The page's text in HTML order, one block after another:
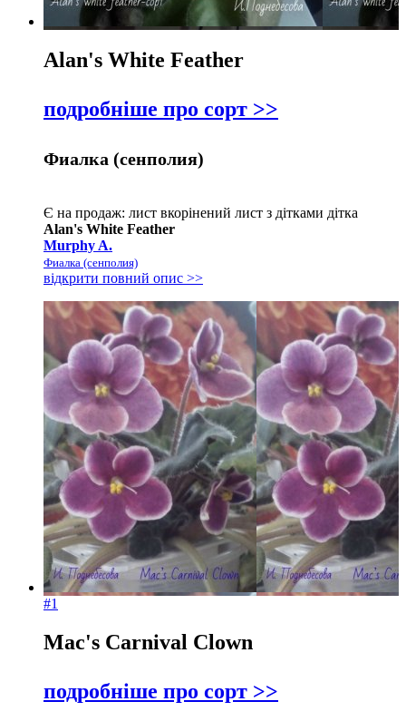
Alan's White Feather
подробніше про сорт >>
Фиалка (сенполия)
Є на продаж: лист вкорінений лист з дітками дітка
Alan's White Feather
Murphy A.
Фиалка (сенполия)
відкрити повний опис >>
#1
Mac's Carnival Clown
подробніше про сорт >>